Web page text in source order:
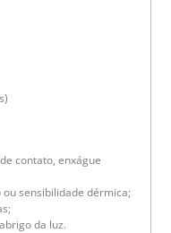
contato, enxágue
sensibilidade dérmica;
da luz.